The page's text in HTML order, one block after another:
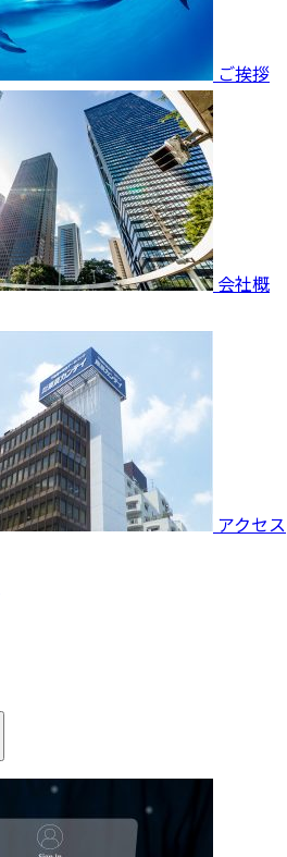
ご挨拶
会社概
アクセス